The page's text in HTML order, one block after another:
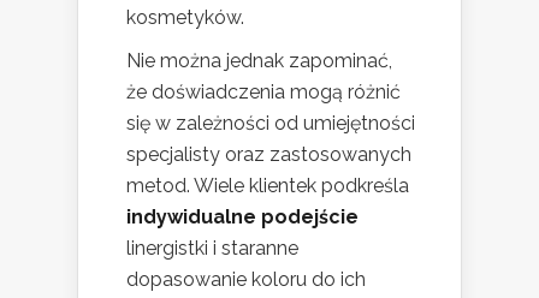
kosmetyków.
Nie można jednak zapominać,
że doświadczenia mogą różnić
się w zależności od umiejętności
specjalisty oraz zastosowanych
metod. Wiele klientek podkreśla
indywidualne podejście
linergistki i staranne
dopasowanie koloru do ich